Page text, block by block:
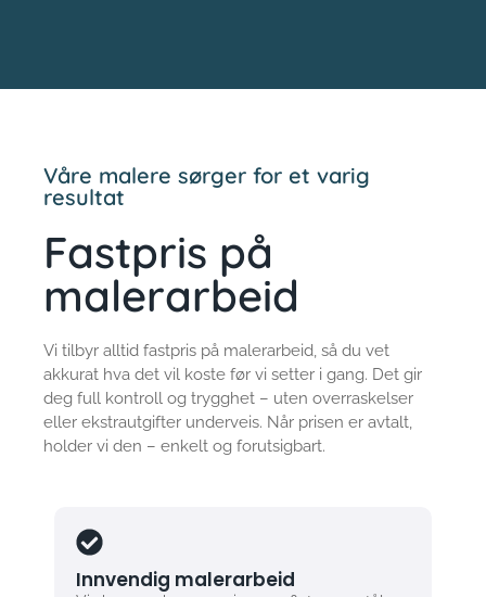
Våre malere sørger for et varig
resultat
Fastpris på
malerarbeid
Vi tilbyr alltid fastpris på malerarbeid, så du vet
akkurat hva det vil koste før vi setter i gang. Det gir
deg full kontroll og trygghet – uten overraskelser
eller ekstrautgifter underveis. Når prisen er avtalt,
holder vi den – enkelt og forutsigbart.
Innvendig malerarbeid